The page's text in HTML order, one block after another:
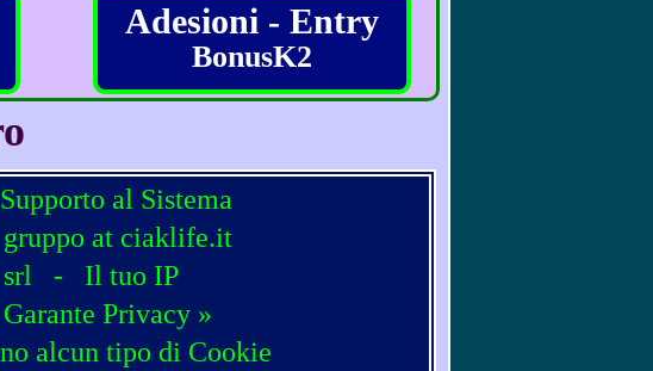
Adesioni - Entry
BonusK2
al Sistema
at ciaklife.it
- Il tuo IP
Privacy »
alcun tipo di Cookie